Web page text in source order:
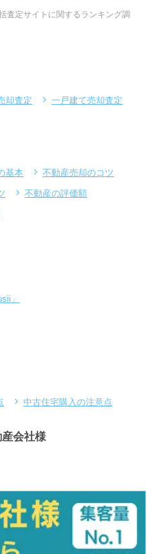
査定サイトに関するランキング調
却査定
一戸建て売却査定
基本
不動産売却のコツ
不動産の評価額
」
中古住宅購入の注意点
会社様